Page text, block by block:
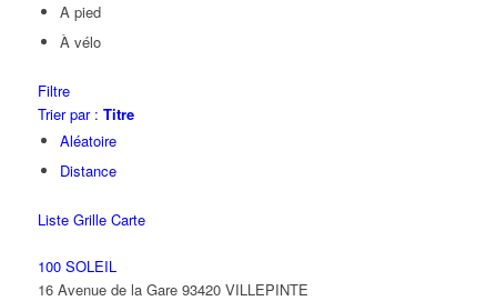
A pied
À vélo
Filtre
Trier par : Titre
Aléatoire
Distance
Liste Grille Carte
100 SOLEIL
16 Avenue de la Gare 93420 VILLEPINTE